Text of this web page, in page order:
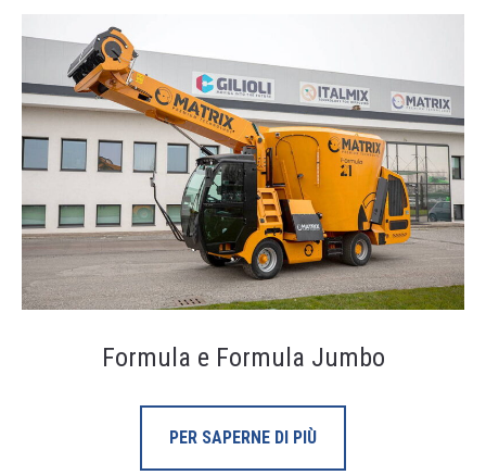
Formula e Formula Jumbo
PER SAPERNE DI PIÙ